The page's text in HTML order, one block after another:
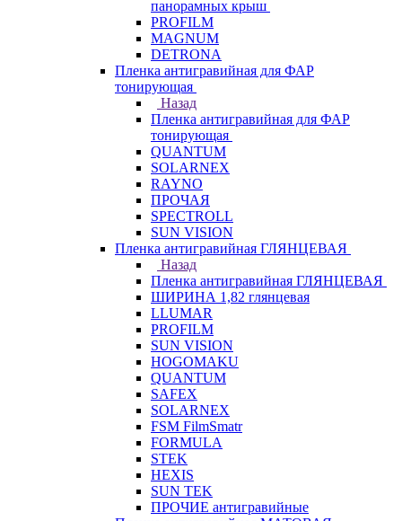
панорамных крыш
PROFILM
MAGNUM
DETRONA
Пленка антигравийная для ФАР
тонирующая
Назад
Пленка антигравийная для ФАР
тонирующая
QUANTUM
SOLARNEX
RAYNO
ПРОЧАЯ
SPECTROLL
SUN VISION
Пленка антигравийная ГЛЯНЦЕВАЯ
Назад
Пленка антигравийная ГЛЯНЦЕВАЯ
ШИРИНА 1,82 глянцевая
LLUMAR
PROFILM
SUN VISION
HOGOMAKU
QUANTUM
SAFEX
SOLARNEX
FSM FilmSmatr
FORMULA
STEK
HEXIS
SUN TEK
ПРОЧИЕ антигравийные